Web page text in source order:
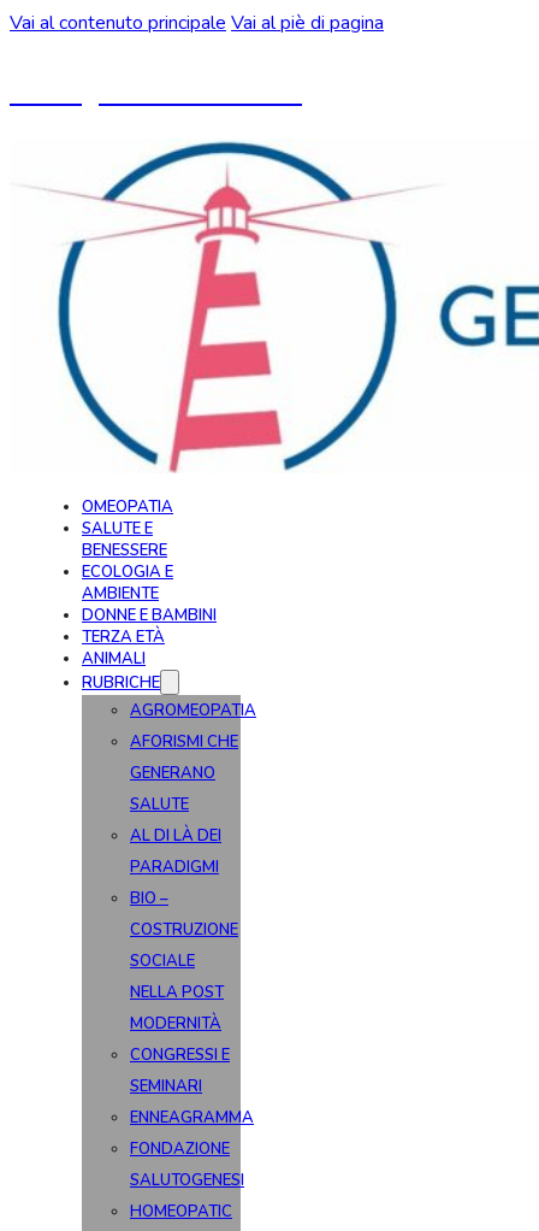
Vai al contenuto principale Vai al piè di pagina
OMEOPATIA
SALUTE E
BENESSERE
ECOLOGIA E
AMBIENTE
DONNE E BAMBINI
TERZA ETÀ
ANIMALI
RUBRICHE
AGROMEOPATIA
AFORISMI CHE
GENERANO
SALUTE
AL DI LÀ DEI
PARADIGMI
BIO –
COSTRUZIONE
SOCIALE
NELLA POST
MODERNITÀ
CONGRESSI E
SEMINARI
ENNEAGRAMMA
FONDAZIONE
SALUTOGENESI
HOMEOPATIC